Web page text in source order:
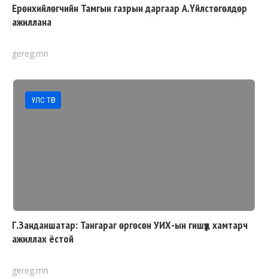
Ерөнхийлөгчийн Тамгын газрын даргаар А.Үйлстөгөлдөр
ажиллана
gereg.mn
УЛС ТӨР
Г.Занданшатар: Тангараг өргөсөн УИХ-ын гишүүд хамтарч
ажиллах ёстой
gereg.mn